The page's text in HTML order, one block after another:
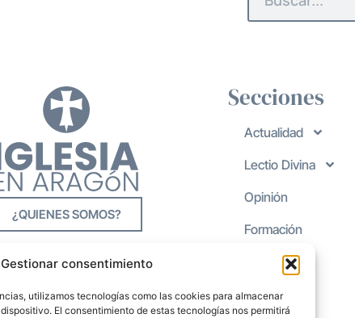
Gestionar consentimiento
utilizamos tecnologías como las cookies para almacenar
El consentimiento de estas tecnologías nos permitirá
¿QUIENES SOMOS?
Secciones
Actualidad
Lectio Divina
Opinión
Formación